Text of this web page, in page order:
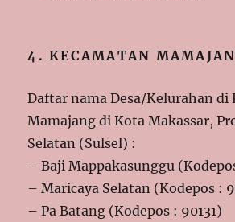
4. KECAMATAN
Daftar nama Desa/Kelurahan di
Mamajang di Kota Makassar,
Selatan (Sulsel) :
– Baji Mappakasunggu
– Maricaya Selatan (Kodepos :
– Pa Batang (Kodepos : 90131)